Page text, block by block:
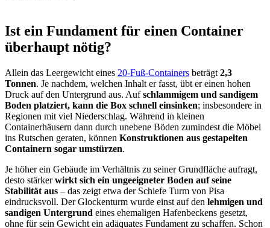
Ist ein Fundament für einen Container
überhaupt nötig?
Allein das Leergewicht eines 20-Fuß-Containers beträgt 2,3
Tonnen. Je nachdem, welchen Inhalt er fasst, übt er einen hohen
Druck auf den Untergrund aus. Aufschlammigem und sandigem
Boden platziert, kann die Box schnell einsinken; insbesondere in
Regionen mit viel Niederschlag. Während in kleinen
Containerhäusern dann durch unebene Böden zumindest die Möbel
ins Rutschen geraten, können Konstruktionen aus gestapelten
Containern sogar umstürzen.
Je höher ein Gebäude im Verhältnis zu seiner Grundfläche aufragt,
desto stärkerwirkt sich ein ungeeigneter Boden auf seine
Stabilität aus – das zeigt etwa der Schiefe Turm von Pisa
eindrucksvoll. Der Glockenturm wurde einst auf den lehmigen und
sandigen Untergrund eines ehemaligen Hafenbeckens gesetzt,
ohne für sein Gewicht ein adäquates Fundament zu schaffen. Schon